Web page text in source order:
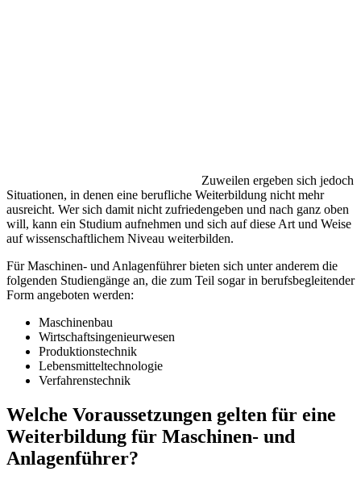
Zuweilen ergeben sich jedoch
Situationen, in denen eine berufliche Weiterbildung nicht mehr
ausreicht. Wer sich damit nicht zufriedengeben und nach ganz oben
will, kann ein Studium aufnehmen und sich auf diese Art und Weise
auf wissenschaftlichem Niveau weiterbilden.
Für Maschinen- und Anlagenführer bieten sich unter anderem die
folgenden Studiengänge an, die zum Teil sogar in berufsbegleitender
Form angeboten werden:
Maschinenbau
Wirtschaftsingenieurwesen
Produktionstechnik
Lebensmitteltechnologie
Verfahrenstechnik
Welche Voraussetzungen gelten für eine
Weiterbildung für Maschinen- und
Anlagenführer?